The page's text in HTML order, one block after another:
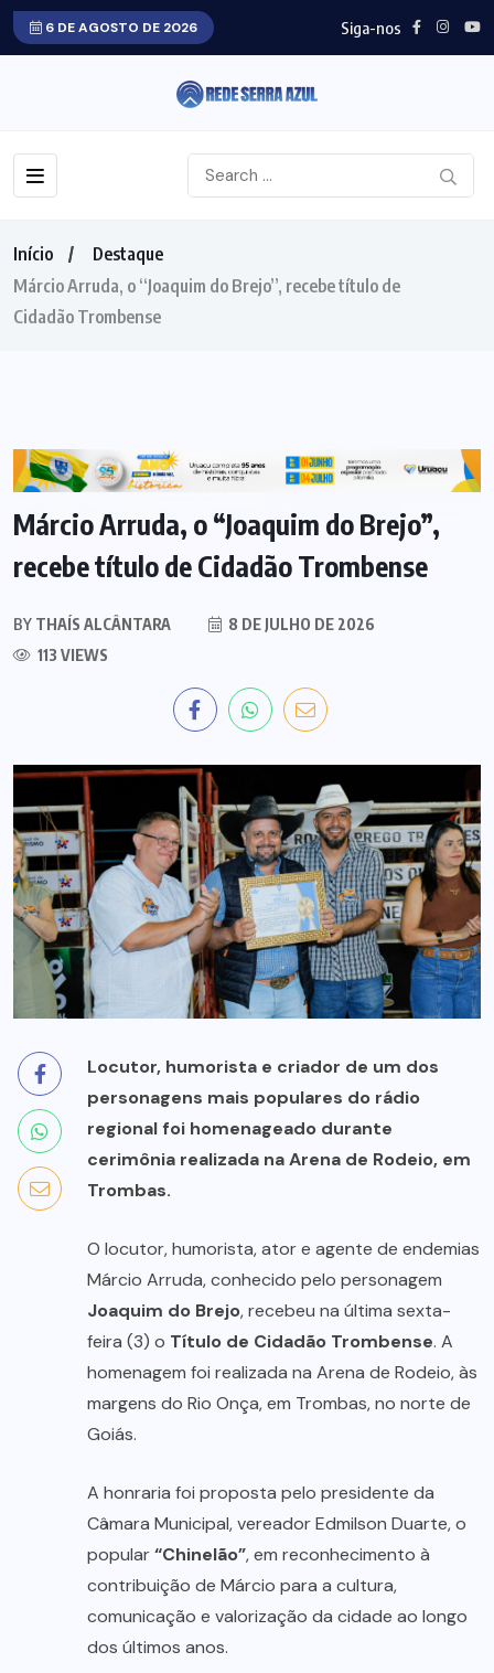
6 DE AGOSTO DE 2026 Siga-nos
Início
Destaque
Márcio Arruda, o “Joaquim do Brejo”, recebe título de
Cidadão Trombense
DESTAQUE PORANGATU
Márcio Arruda, o “Joaquim do Brejo”,
recebe título de Cidadão Trombense
BY THAÍS ALCÂNTARA
8 DE JULHO DE 2026
113 VIEWS
Locutor, humorista e criador de um dos
personagens mais populares do rádio
regional foi homenageado durante
cerimônia realizada na Arena de Rodeio, em
Trombas.
O locutor, humorista, ator e agente de endemias
Márcio Arruda, conhecido pelo personagem
Joaquim do Brejo, recebeu na última sexta-
feira (3) o Título de Cidadão Trombense. A
homenagem foi realizada na Arena de Rodeio, às
margens do Rio Onça, em Trombas, no norte de
Goiás.
A honraria foi proposta pelo presidente da
Câmara Municipal, vereador Edmilson Duarte, o
popular“Chinelão”, em reconhecimento à
contribuição de Márcio para a cultura,
comunicação e valorização da cidade ao longo
dos últimos anos.